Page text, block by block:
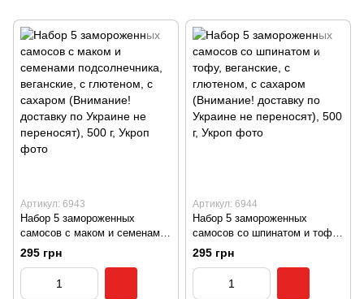
Артикул: 6943
Набор 5 замороженных
самосов с маком и семенами
подсолнечника, веганские, с
глютеном, с сахаром
(Внимание! доставку по
Украине не переносят), 500 г,
295 грн
Артикул: 6944
Набор 5 замороженных
самосов со шпинатом и тофу,
веганские, с глютеном, с
сахаром (Внимание! доставку
по Украине не переносят), 500
295 грн